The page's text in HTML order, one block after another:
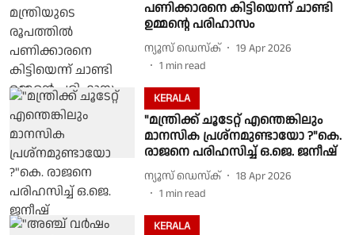
പണിക്കാരനെ കിട്ടിയെന്ന് ചാണ്ടി
ഉമ്മൻ്റെ പരിഹാസം
ന്യൂസ് ഡെസ്ക്
19 Apr 2026
1 min read
KERALA
"മന്ത്രിക്ക് ചൂടേറ്റ് എന്തെങ്കിലും
മാനസിക പ്രശ്നമുണ്ടായോ ?"കെ.
രാജനെ പരിഹസിച്ച് ഒ.ജെ. ജനീഷ്
ന്യൂസ് ഡെസ്ക്
18 Apr 2026
1 min read
KERALA